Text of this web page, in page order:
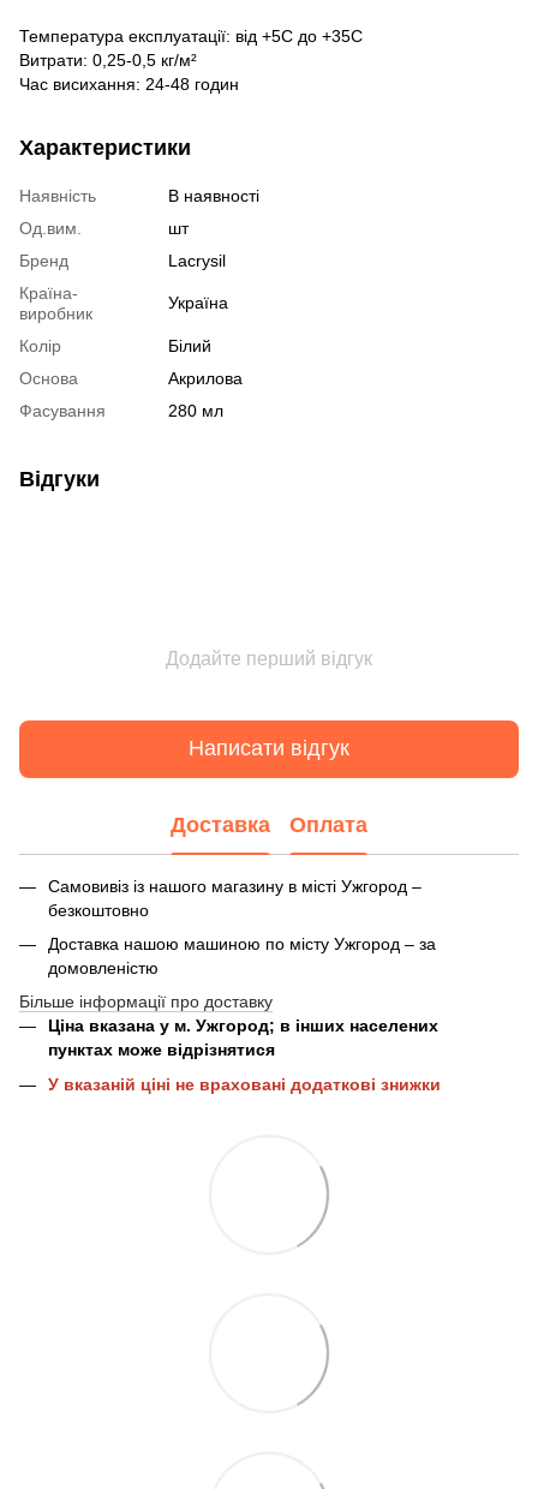
Температура експлуатації: від +5С до +35С
Витрати: 0,25-0,5 кг/м²
Час висихання: 24-48 годин
Характеристики
Наявність
В наявності
Од.вим.
шт
Бренд
Lacrysil
Країна-
виробник
Україна
Колір
Білий
Основа
Акрилова
Фасування
280 мл
Відгуки
Додайте перший відгук
Написати відгук
Доставка Оплата
Самовивіз із нашого магазину в місті Ужгород –
безкоштовно
Доставка нашою машиною по місту Ужгород – за
домовленістю
Більше інформації про доставку
Ціна вказана у м. Ужгород; в інших населених
пунктах може відрізнятися
У вказаній ціні не враховані додаткові знижки